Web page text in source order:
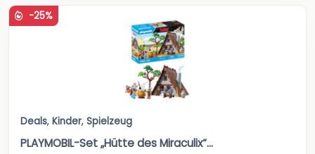
-25%
Deals, Kinder, Spielzeug
PLAYMOBIL-Set „Hütte des Miraculix“...